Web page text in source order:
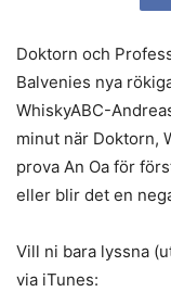
Doktorn och
Balvenies nya
WhiskyABC-
minut när Doktorn,
prova An Oa för
eller blir det en
Vill ni bara lyssna
via iTunes: